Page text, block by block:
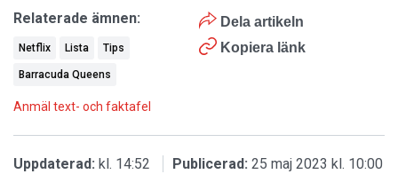
Dela artikeln
Kopiera länk
Relaterade ämnen:
Netflix Lista Tips
Barracuda Queens
Anmäl text- och faktafel
Uppdaterad: kl. 14:52 Publicerad: 25 maj 2023 kl. 10:00